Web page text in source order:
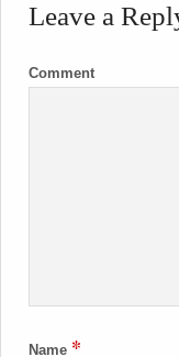
Leave a
Comment
Name *